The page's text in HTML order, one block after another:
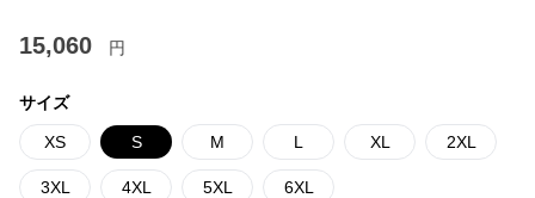
15,060 円
サイズ
XS S M L XL 2XL
3XL 4XL 5XL 6XL